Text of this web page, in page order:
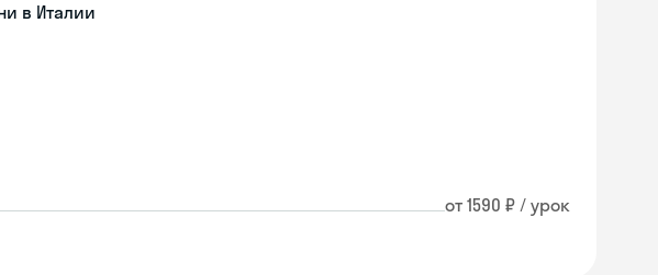
в Италии
от 1590 ₽ / урок